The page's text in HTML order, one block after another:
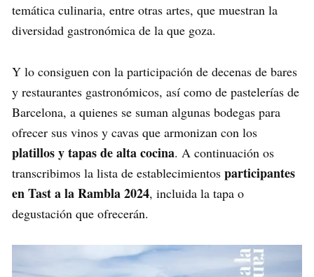
temática culinaria, entre otras artes, que muestran la
diversidad gastronómica de la que goza.
Y lo consiguen con la participación de decenas de bares
y restaurantes gastronómicos, así como de pastelerías de
Barcelona, a quienes se suman algunas bodegas para
ofrecer sus vinos y cavas que armonizan con los
platillos y tapas de alta cocina. A continuación os
transcribimos la lista de establecimientos participantes
en Tast a la Rambla 2024, incluida la tapa o
degustación que ofrecerán.